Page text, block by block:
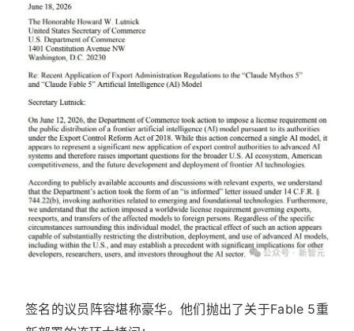
签名的议员阵容堪称豪华。他们抛出了关于Fable 5重